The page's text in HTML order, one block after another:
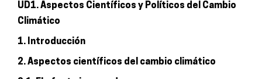
UD1. Aspectos Científicos y Políticos del Cambio
Climático
1. Introducción
2. Aspectos científicos del cambio climático